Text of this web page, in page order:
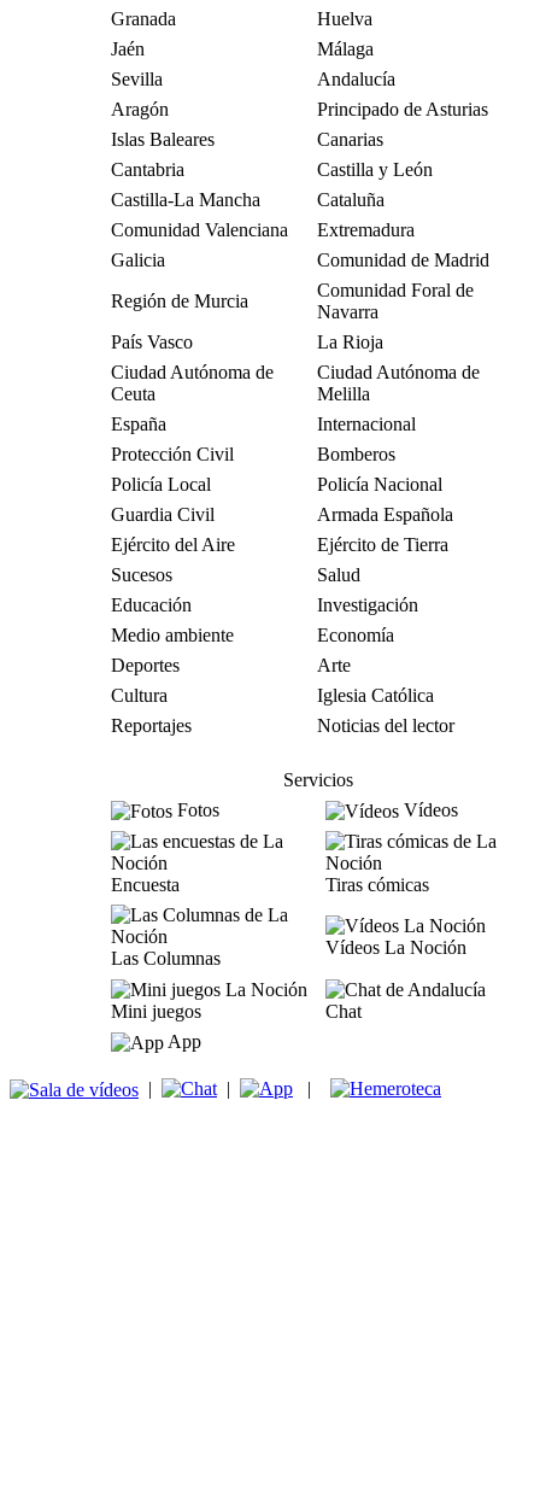
Granada
Huelva
Jaén
Málaga
Sevilla
Andalucía
Aragón
Principado de Asturias
Islas Baleares
Canarias
Cantabria
Castilla y León
Castilla-La Mancha
Cataluña
Comunidad Valenciana
Extremadura
Galicia
Comunidad de Madrid
Región de Murcia
Comunidad Foral de
Navarra
País Vasco
La Rioja
Ciudad Autónoma de
Ceuta
Ciudad Autónoma de
Melilla
España
Internacional
Protección Civil
Bomberos
Policía Local
Policía Nacional
Guardia Civil
Armada Española
Ejército del Aire
Ejército de Tierra
Sucesos
Salud
Educación
Investigación
Medio ambiente
Economía
Deportes
Arte
Cultura
Iglesia Católica
Reportajes
Noticias del lector
Servicios
Fotos
Vídeos
Encuesta Tiras cómicas
Las Columnas
Vídeos La Noción
Mini juegos
Chat
App
| | |